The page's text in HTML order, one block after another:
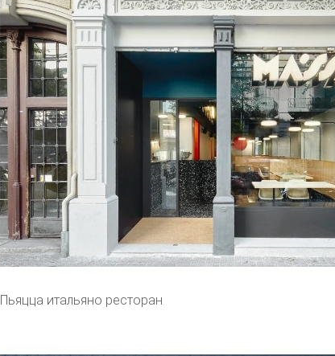
Пьяцца итальяно ресторан